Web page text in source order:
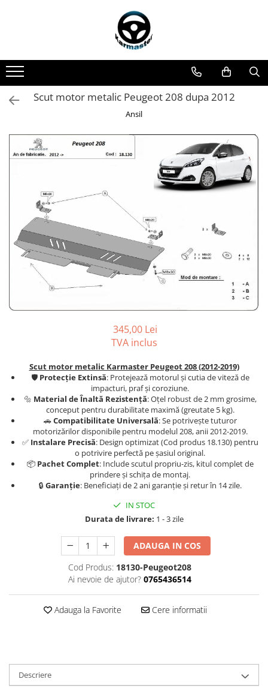
Accesorii carlige de remorcare
Accesorii cutii portbagaj
Accesorii remorci
Cuple remorci
Carlige Alfa Romeo
Carlige Alpine
Carlige Audi
Carlige Bmw
Carlige BYD
Carlige Cadillac
Carlige Chery
Carlige Citroen
Carlige Daewoo
Carlige Dodge
Carlige Dongfeng
Carlige DR
Carlige DS
Carlige Honda
Carlige Hyundai
Carlige Infiniti
Carlige Isuzu
Carlige Jaecoo 5
Carlige Jaecoo 7
Scut motor metalic Peugeot 208 dupa 2012
Ansil
345,00 Lei
TVA inclus
Scut motor metalic Karmaster Peugeot 208 (2012-2019)
🛡️ Protecție Extinsă: Protejează motorul și cutia de viteză de
impacturi, praf și coroziune.
🔩 Material de Înaltă Rezistență: Oțel robust de 2 mm grosime,
conceput pentru durabilitate maximă (greutate 5 kg).
🚗Compatibilitate Universală: Se potrivește tuturor
motorizărilor disponibile pentru modelul 208, anii 2012-2019.
✅ Instalare Precisă: Design optimizat (Cod produs 18.130) pentru
o potrivire perfectă pe șasiul original.
📦 Pachet Complet: Include scutul propriu-zis, kitul complet de
prindere și schița de montaj.
🔒 Garanție: Beneficiați de 2 ani garanție și retur în 14 zile.
IN STOC
Durata de livrare: 1 - 3 zile
ADAUGA IN COS
Cod Produs: 18130-Peugeot208
Ai nevoie de ajutor? 0765436514
Adauga la Favorite Cere informatii
Descriere